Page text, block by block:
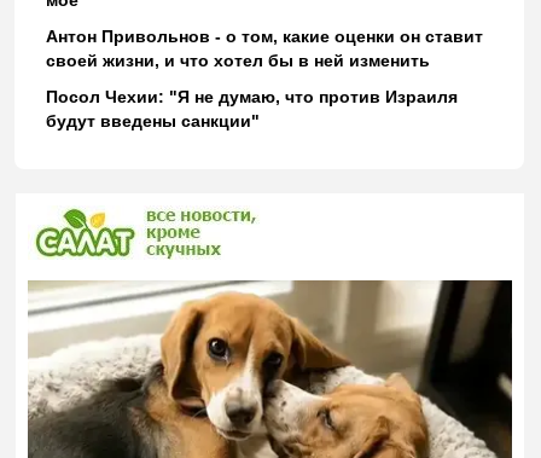
Антон Привольнов - о том, какие оценки он ставит
своей жизни, и что хотел бы в ней изменить
Посол Чехии: "Я не думаю, что против Израиля
будут введены санкции"